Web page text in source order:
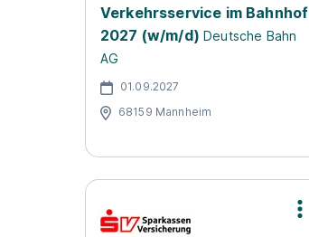
Verkehrsservice im Bahnhof
2027 (w/m/d) Deutsche Bahn
AG
01.09.2027
68159 Mannheim